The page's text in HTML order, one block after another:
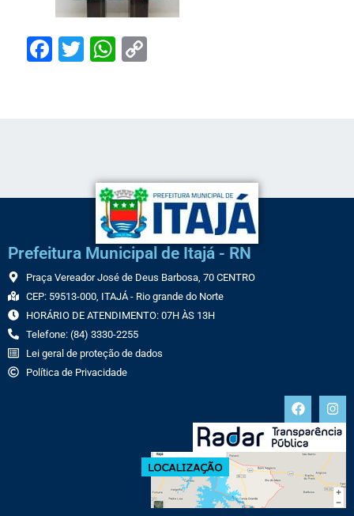
Facebook
TwitterWhatsApp
Prefeitura Municipal de Itajá - RN
Praça Vereador José de Deus Barbosa, 70 CENTRO
CEP: 59513-000, ITAJÁ - Rio grande do Norte
HORÁRIO DE ATENDIMENTO: 07H ÀS 13H
Telefone: (84) 3330-2255
Lei geral de proteção de dados
Política de Privacidade